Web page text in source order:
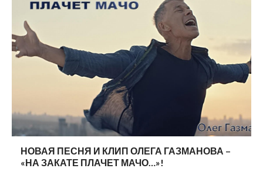
НОВАЯ ПЕСНЯ И КЛИП ОЛЕГА ГАЗМАНОВА –
«НА ЗАКАТЕ ПЛАЧЕТ МАЧО…»!